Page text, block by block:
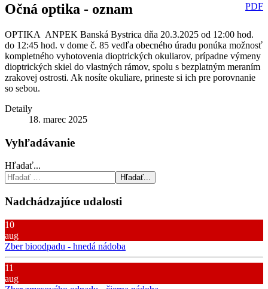
PDF
Očná optika - oznam
OPTIKA ANPEK Banská Bystrica dňa 20.3.2025 od 12:00 hod.
do 12:45 hod. v dome č. 85 vedľa obecného úradu ponúka možnosť
kompletného vyhotovenia dioptrických okuliarov, prípadne výmeny
dioptrických skiel do vlastných rámov, spolu s bezplatným meraním
zrakovej ostrosti. Ak nosíte okuliare, prineste si ich pre porovnanie
so sebou.
Detaily
18. marec 2025
Vyhľadávanie
Hľadať...
Hľadať...
Nadchádzajúce udalosti
10
aug
Zber bioodpadu - hnedá nádoba
11
aug